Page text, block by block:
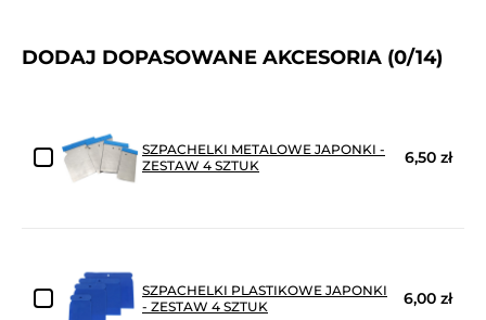
DODAJ DOPASOWANE AKCESORIA (0/14)
SZPACHELKI METALOWE JAPONKI -
ZESTAW 4 SZTUK
6,50 zł
SZPACHELKI PLASTIKOWE JAPONKI
- ZESTAW 4 SZTUK
6,00 zł